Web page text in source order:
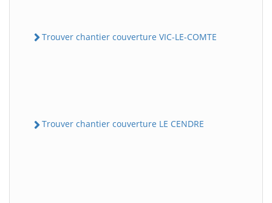
Trouver chantier couverture VIC-LE-COMTE
Trouver chantier couverture LE CENDRE